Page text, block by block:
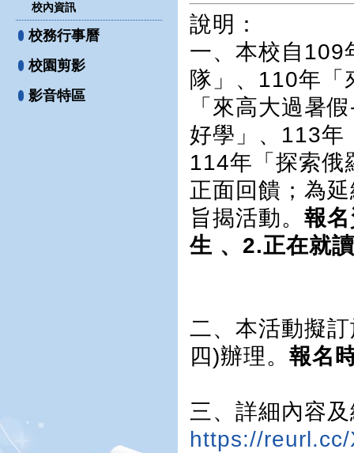
校內資訊
校務行事曆
校園剪影
影音特區
說明：
一、本校自109
隊」、110年「
「來高大過暑
好學」、113年
114年「探索俄
正面回饋；為
旨揭活動。 報
生 、2.正在就
二、本活動擬
四)辦理。 報名
三、詳細內容
https://